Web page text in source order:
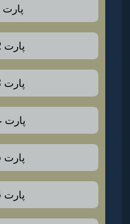
پارت 1 | حجم : 2.0GB
پارت 2 | حجم : 2.0GB
پارت 3 | حجم : 2.0GB
پارت 4 | حجم : 2.0GB
پارت 5 | حجم : 2.0GB
پارت 6 | حجم : 2.0GB